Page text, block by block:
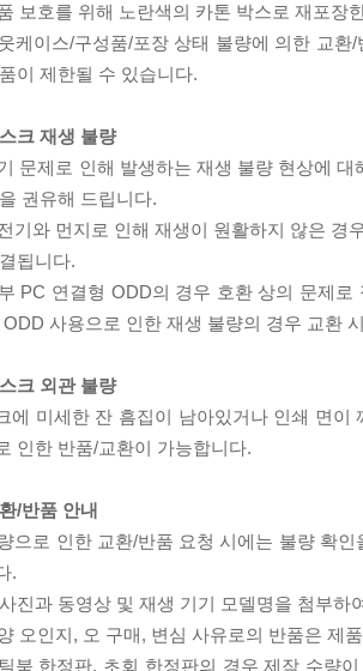
보호를 위해 노란색의 카톤 박스로 재포장
케이스/구성품/포장 상태 불량에 의한 교
이 제한될 수 있습니다.
크 재생 불량
문제로 인해 발생하는 재생 불량 현상에
권유해 드립니다.
기와 먼지로 인해 재생이 원활하지 않은 경
됩니다.
PC 연결형 ODD의 경우 호환 상의 문제
ODD 사용으로 인한 재생 불량의 경우 교환
크 외관 불량
에 미세한 잔 흠집이 남아있거나 인쇄 면
인한 반품/교환이 가능합니다.
/반품 안내
으로 인한 교환/반품 요청 시에는 불량 확
.
진과 동영상 및 재생 기기 모델명을 첨부하
오인지, 오 구매, 변심 사유로의 반품은 제
북 한정판, 초회 한정판의 경우 제작 수량